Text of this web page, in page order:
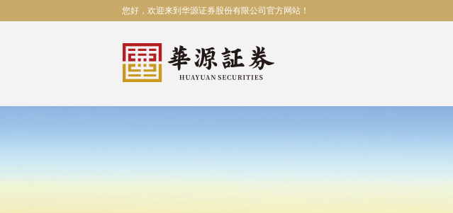
您好，欢迎来到华源证券股份有限公司官方网站！